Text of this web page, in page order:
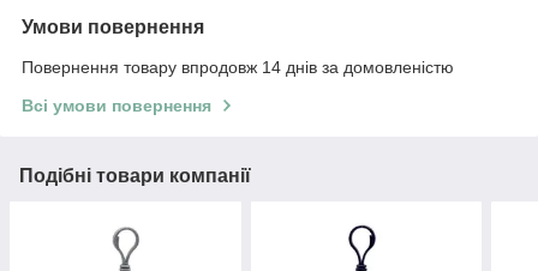
Умови повернення
Повернення товару впродовж 14 днів за домовленістю
Всі умови повернення
Подібні товари компанії